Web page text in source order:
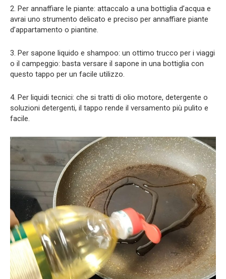
2. Per annaffiare le piante: attaccalo a una bottiglia d’acqua e
avrai uno strumento delicato e preciso per annaffiare piante
d’appartamento o piantine.
3. Per sapone liquido e shampoo: un ottimo trucco per i viaggi
o il campeggio: basta versare il sapone in una bottiglia con
questo tappo per un facile utilizzo.
4. Per liquidi tecnici: che si tratti di olio motore, detergente o
soluzioni detergenti, il tappo rende il versamento più pulito e
facile.